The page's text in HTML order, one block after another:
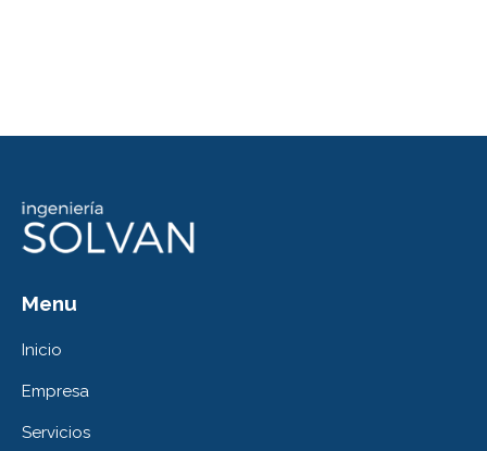
Menu
Inicio
Empresa
Servicios